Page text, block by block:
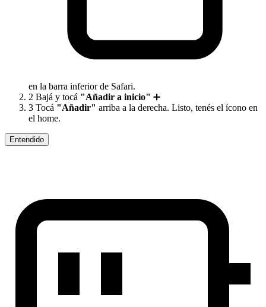
en la barra inferior de Safari.
2 Bajá y tocá "Añadir a inicio" ➕
3 Tocá "Añadir" arriba a la derecha. Listo, tenés el ícono en
el home.
Entendido